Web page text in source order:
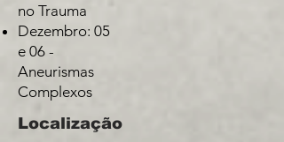
no Trauma
Dezembro: 05
e 06 -
Aneurismas
Complexos
Localização